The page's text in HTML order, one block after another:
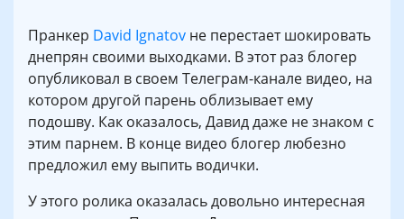
Пранкер David Ignatov не перестает шокировать
днепрян своими выходками. В этот раз блогер
опубликовал в своем Телеграм-канале видео, на
котором другой парень облизывает ему
подошву. Как оказалось, Давид даже не знаком с
этим парнем. В конце видео блогер любезно
предложил ему выпить водички.
У этого ролика оказалась довольно интересная